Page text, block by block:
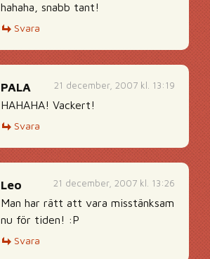
hahaha, snabb tant!
Svara
21 december, 2007 kl. 13:19
PALA
HAHAHA! Vackert!
Svara
21 december, 2007 kl. 13:26
Leo
Man har rätt att vara misstänksam
nu för tiden! :P
Svara